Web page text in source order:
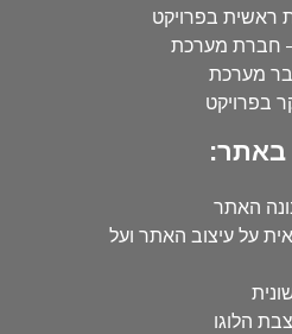
ראשית בפרויקט
– חברת מערכת
מערכת
בפרויקט
באתר:
האתר
על עיצוב האתר ועל
הלוגו